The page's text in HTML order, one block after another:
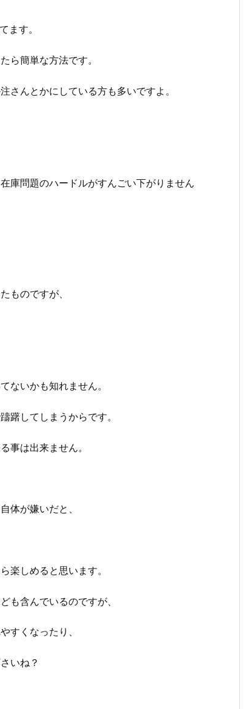
ます。
ら簡単な方法です。
さんとかにしている方も多いですよ。
庫問題のハードルがすんごい下がりません
ものですが、
ないかも知れません。
躇してしまうからです。
事は出来ません。
体が嫌いだと、
楽しめると思います。
も含んでいるのですが、
すくなったり、
いね？